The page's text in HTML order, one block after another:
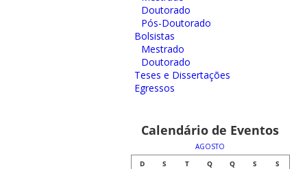
Doutorado
Pós-Doutorado
Bolsistas
Mestrado
Doutorado
Teses e Dissertações
Egressos
Calendário de Eventos
AGOSTO
D
S T Q Q S S